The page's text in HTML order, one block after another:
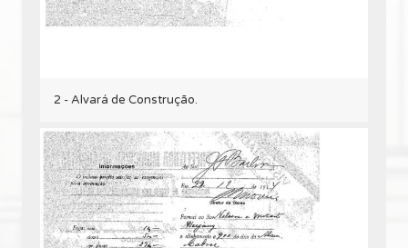
2 - Alvará de Construção.